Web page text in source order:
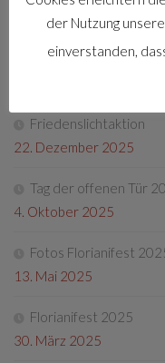
LETZTE BEITRÄGE
Florianifest 2026
Friedenslichtaktion
22. Dezember 2025
Tag der offenen Tür
4. Oktober 2025
Fotos Florianifest
13. Mai 2025
Florianifest 2025
30. März 2025
der Nutzung
einverstanden,